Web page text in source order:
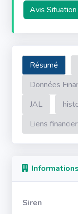
Avis Situation
Résumé
Données
JAL
Liens
Siren